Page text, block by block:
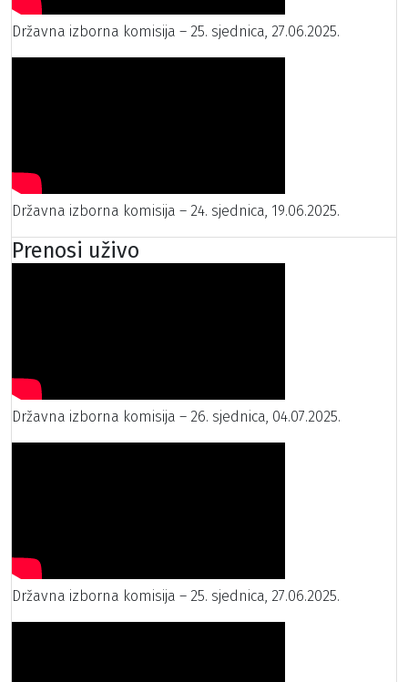
Državna izborna komisija – 25. sjednica, 27.06.2025.
Državna izborna komisija – 24. sjednica, 19.06.2025.
Prenosi uživo
Državna izborna komisija – 26. sjednica, 04.07.2025.
Državna izborna komisija – 25. sjednica, 27.06.2025.